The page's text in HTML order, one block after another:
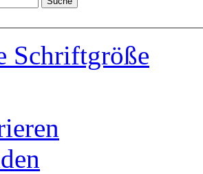
Schriftgröße